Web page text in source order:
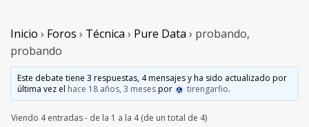
Vjspain
Ayuda
Inicio › Foros › Técnica › Pure Data › probando,
probando
Este debate tiene 3 respuestas, 4 mensajes y ha sido actualizado por
última vez el hace 18 años, 3 mesespor tirengarfio.
Viendo 4 entradas - de la 1 a la 4 (de un total de 4)